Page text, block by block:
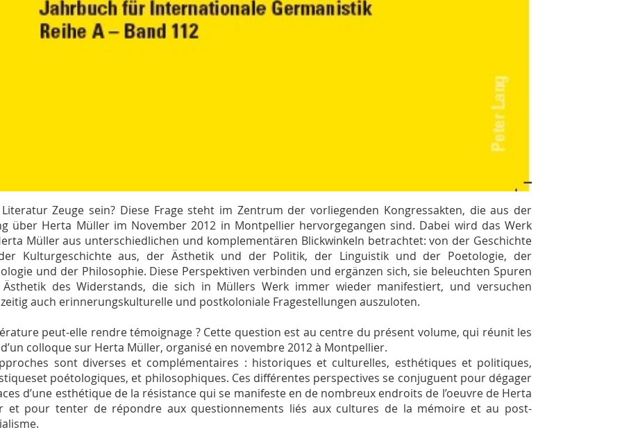
Zeuge sein? Diese Frage steht im Zentrum der vorliegenden Kongressakten, die aus der
über Herta Müller im November 2012 in Montpellier hervorgegangen sind. Dabei wird das Werk
Müller aus unterschiedlichen und komplementären Blickwinkeln betrachtet: von der Geschichte
Kulturgeschichte aus, der Ästhetik und der Politik, der Linguistik und der Poetologie, der
und der Philosophie. Diese Perspektiven verbinden und ergänzen sich, sie beleuchten Spuren
des Widerstands, die sich in Müllers Werk immer wieder manifestiert, und versuchen
auch erinnerungskulturelle und postkoloniale Fragestellungen auszuloten.
peut-elle rendre témoignage ? Cette question est au centre du présent volume, qui réunit les
colloque sur Herta Müller, organisé en novembre 2012 à Montpellier.
sont diverses et complémentaires : historiques et culturelles, esthétiques et politiques,
poétologiques, et philosophiques. Ces différentes perspectives se conjuguent pour dégager
d’une esthétique de la résistance qui se manifeste en de nombreux endroits de l’oeuvre de Herta
et pour tenter de répondre aux questionnements liés aux cultures de la mémoire et au post-